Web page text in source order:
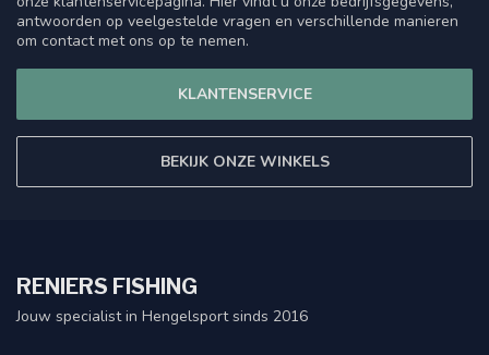
antwoorden op veelgestelde vragen en verschillende manieren
om contact met ons op te nemen.
KLANTENSERVICE
BEKIJK ONZE WINKELS
RENIERS FISHING
Jouw specialist in Hengelsport sinds 2016